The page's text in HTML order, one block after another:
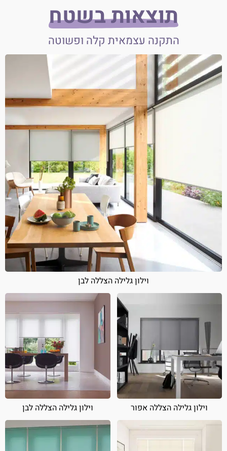
תוצאות בשטח
התקנה עצמאית קלה ופשוטה
וילון גלילה הצללה לבן
וילון גלילה הצללה אפור וילון גלילה הצללה לבן